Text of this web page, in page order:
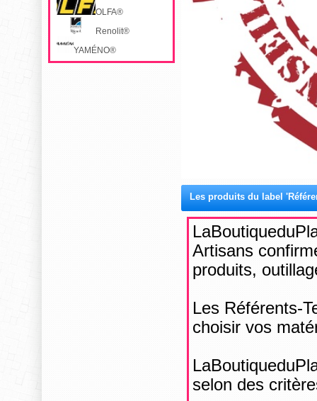
OLFA®
Renolit®
YAMÉNO®
Les produits du label
Artisans
produits,
Les Référents-
choisir vos
selon des